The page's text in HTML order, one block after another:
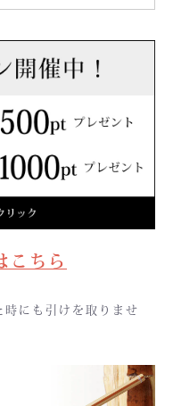
こちら
にも引けを取りませ